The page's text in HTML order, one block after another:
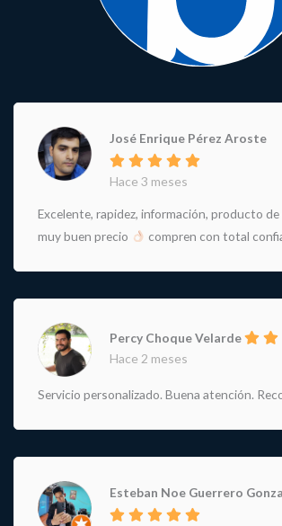
José Enrique Pérez Aroste
Hace 3 meses
Excelente, rapidez, información, producto de
muy buen precio
compren con total
Percy Choque Velarde
Hace 2 meses
Servicio personalizado. Buena atención.
Esteban Noe Guerrero Gonza